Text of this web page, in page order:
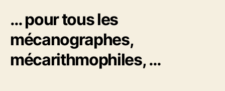
… pour tous les
mécanographes,
mécarithmophiles, …